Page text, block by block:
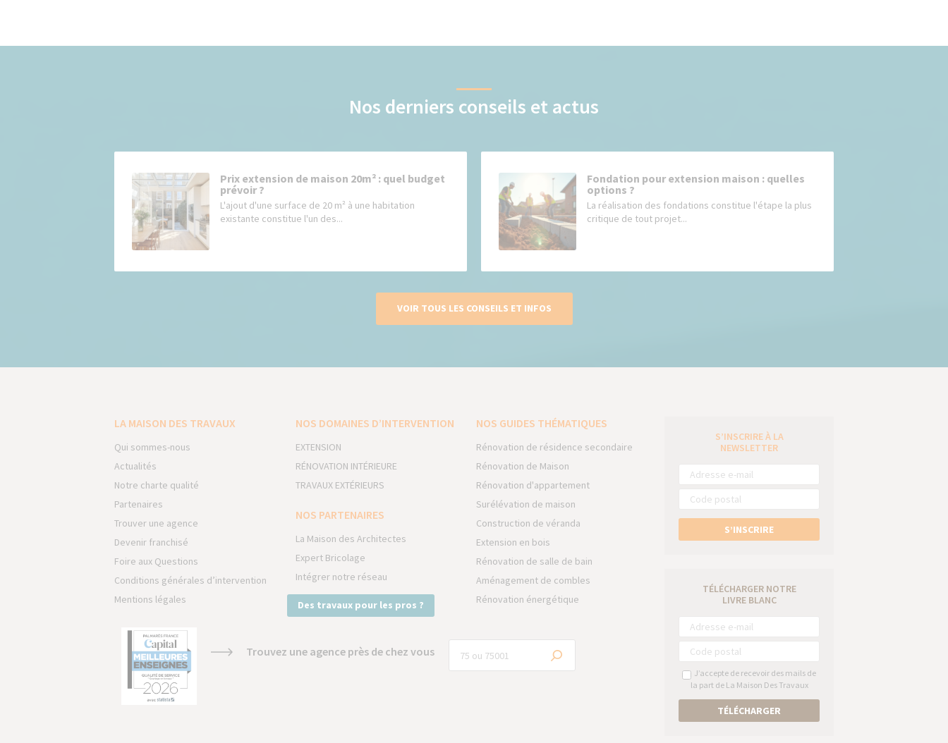
Nos derniers conseils et actus
Prix extension de maison 20m² : quel budget
prévoir ?
L'ajout d'une surface de 20 m² à une habitation
existante constitue l'un des...
Fondation pour extension maison : quelles
options ?
La réalisation des fondations constitue l'étape la plus
critique de tout projet...
VOIR TOUS LES CONSEILS ET INFOS
LA MAISON DES TRAVAUX
Qui sommes-nous
Actualités
Notre charte qualité
Partenaires
Trouver une agence
Devenir franchisé
Foire aux Questions
Conditions générales d’intervention
Mentions légales
NOS DOMAINES D’INTERVENTION
EXTENSION
RÉNOVATION INTÉRIEURE
TRAVAUX EXTÉRIEURS
NOS PARTENAIRES
La Maison des Architectes
Expert Bricolage
Intégrer notre réseau
Des travaux pour les pros ?
NOS GUIDES THÉMATIQUES
Rénovation de résidence secondaire
Rénovation de Maison
Rénovation d'appartement
Surélévation de maison
Construction de véranda
Extension en bois
Rénovation de salle de bain
Aménagement de combles
Rénovation énergétique
Trouvez une agence près de chez vous
S’INSCRIRE À LA
NEWSLETTER
S’INSCRIRE
TÉLÉCHARGER NOTRE
LIVRE BLANC
J’accepte de recevoir des mails de
la part de La Maison Des Travaux
TÉLÉCHARGER